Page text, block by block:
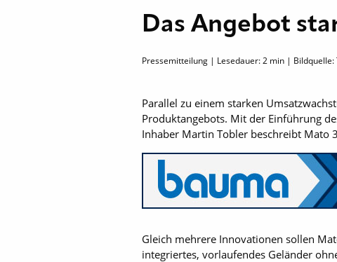
Das Angebot
Pressemitteilung | Lesedauer:2 min | Bildquelle:
Parallel zu einem starken
Produktangebots. Mit der Einführung
Inhaber Martin Tobler beschreibt Mato
Gleich mehrere Innovationen sollen
integriertes, vorlaufendes Geländer